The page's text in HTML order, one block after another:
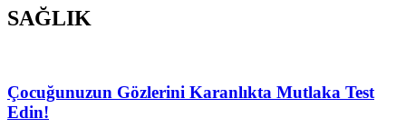
SAĞLIK
Çocuğunuzun Gözlerini Karanlıkta Mutlaka Test
Edin!